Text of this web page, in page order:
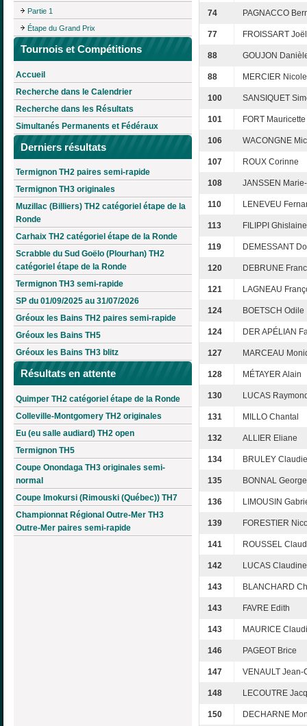
Partie 1
Étape du Grand Prix
Tournois et Compétitions
Accueil
Recherche dans le Calendrier
Recherche dans les Résultats
Simultanés Permanents et Fédéraux
Derniers résultats
Termignon TH2 paires semi-rapide
Termignon TH3 originales
Muzillac (Billiers) TH2 catégoriel étape de la
Ronde
Carhaix TH2 catégoriel étape de la Ronde
Scrabble du Sud Goëlo (Plourhan) TH2
catégoriel étape de la Ronde
Termignon TH3 semi-rapide
SP du 01/09/2025 au 31/07/2026
Gréoux les Bains TH2 paires semi-rapide
Gréoux les Bains TH5
Gréoux les Bains TH3 blitz
Résultats en attente
Quimper TH2 catégoriel étape de la Ronde
Colleville-Montgomery TH2 originales
Eu (eu salle audiard) TH2 open
Termignon TH5
Coupe Onondaga TH3 originales semi-
normal
Coupe Imokursi (Rimouski (Québec)) TH7
Championnat Régional Outre-Mer TH3
Outre-Mer paires semi-rapide
74 PAGNACCO
77 FROISSART Joël
88 GOUJON
88 MERCIER Nicole
100 SANSIQUET
101 FORT Mauricette
106 WACONGNE
107 ROUX Corinne
108 JANSSEN
110 LENEVEU
113 FILIPPI Ghislaine
119 DEMESSANT
120 DEBRUNE
121 LAGNEAU
124 BOETSCH Odile
124 DER APÉLIAN
127 MARCEAU
128 MÉTAYER Alain
130 LUCAS
131 MILLO Chantal
132 ALLIER Eliane
134 BRULEY Claudie
135 BONNAL
136 LIMOUSIN
139 FORESTIER
141 ROUSSEL
142 LUCAS Claudine
143 BLANCHARD
143 FAVRE Edith
143 MAURICE
146 PAGEOT Brice
147 VENAULT Jean-
148 LECOUTRE
150 DECHARNE